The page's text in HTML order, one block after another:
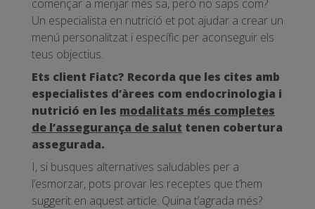
començar a menjar més sa, però no saps com?
Un especialista en nutrició et pot ajudar a crear un
menú personalitzat i específic per aconseguir els
teus objectius.
Ets client Fiatc? Recorda que les cites amb
especialistes d’àrees com endocrinologia i
nutrició en les modalitats més completes
de l’assegurança de salut tenen cobertura
assegurada.
I, si busques alternatives saludables per a
l’esmorzar, pots provar les receptes que t’hem
suggerit en aquest article. Quina t’agrada més?